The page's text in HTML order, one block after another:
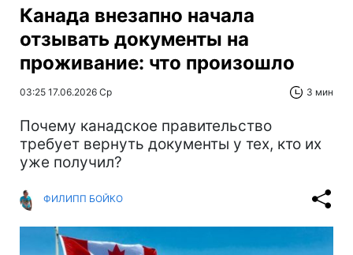
Канада внезапно начала
отзывать документы на
проживание: что произошло
03:25 17.06.2026 Ср 3 мин
Почему канадское правительство
требует вернуть документы у тех, кто их
уже получил?
ФИЛИПП БОЙКО